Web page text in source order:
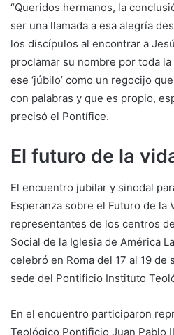
“Queridos hermanos, la
ser una llamada a esa alegría
los discípulos al encontrar a
proclamar su nombre por toda
ese ‘júbilo’ como un regocijo
con palabras y que es propio,
precisó el Pontífice.
El futuro de la
El encuentro jubilar y sinodal
Esperanza sobre el Futuro de la
representantes de los centros
Social de la Iglesia de América
celebró en Roma del 17 al 19
sede del Pontificio Instituto
En el encuentro participaron
Teológico Pontificio Juan Pablo